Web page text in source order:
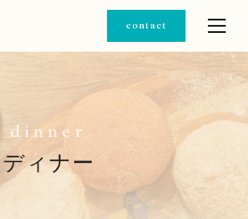
contact
ディナー
d i n n e r